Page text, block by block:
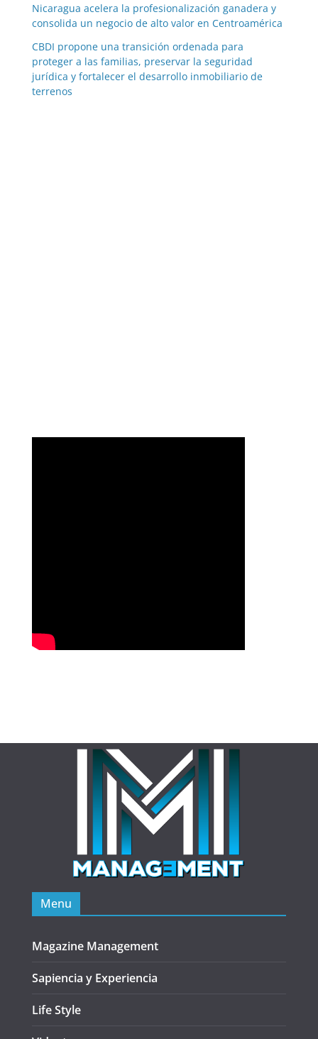
Nicaragua acelera la profesionalización ganadera y
consolida un negocio de alto valor en Centroamérica
CBDI propone una transición ordenada para
proteger a las familias, preservar la seguridad
jurídica y fortalecer el desarrollo inmobiliario de
terrenos
Menu
Magazine Management
Sapiencia y Experiencia
Life Style